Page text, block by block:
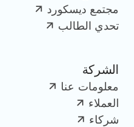
مجتمع ديسكورد
تحدي الطالب
الشركة
معلومات عنا
العملاء
شركاء